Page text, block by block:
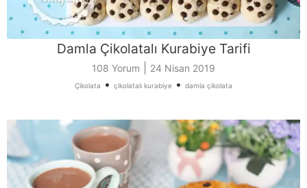
Damla Çikolatalı Kurabiye Tarifi
108 Yorum 24 Nisan 2019
Çikolata • çikolatalı kurabiye • damla çikolata